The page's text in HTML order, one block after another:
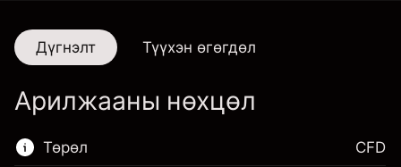
Дүгнэлт Түүхэн өгөгдөл
Арилжааны нөхцөл
Төрөл CFD